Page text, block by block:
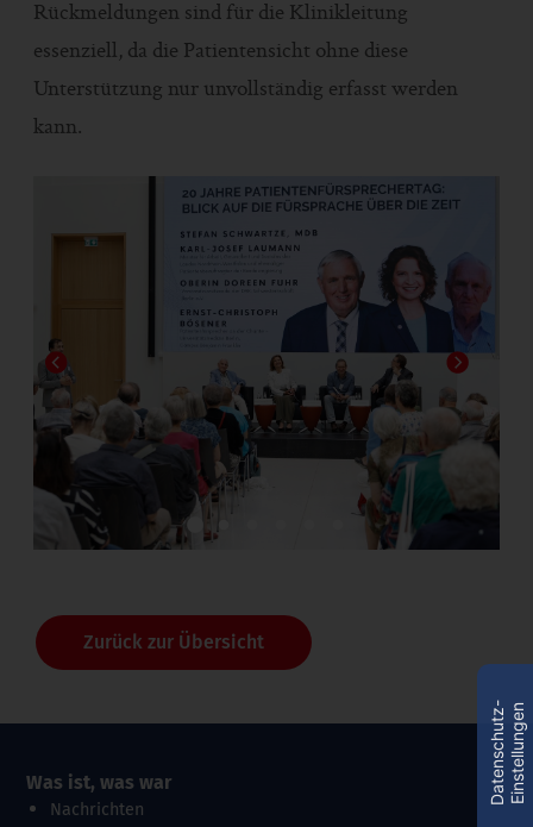
Rückmeldungen sind für die Klinikleitung
essenziell, da die Patientensicht ohne diese
Unterstützung nur unvollständig erfasst werden
kann.
Zurück zur Übersicht
Was ist, was war
Nachrichten
D
a
t
e
n
s
c
h
u
t
z
-
E
i
n
s
t
e
l
l
u
n
g
en